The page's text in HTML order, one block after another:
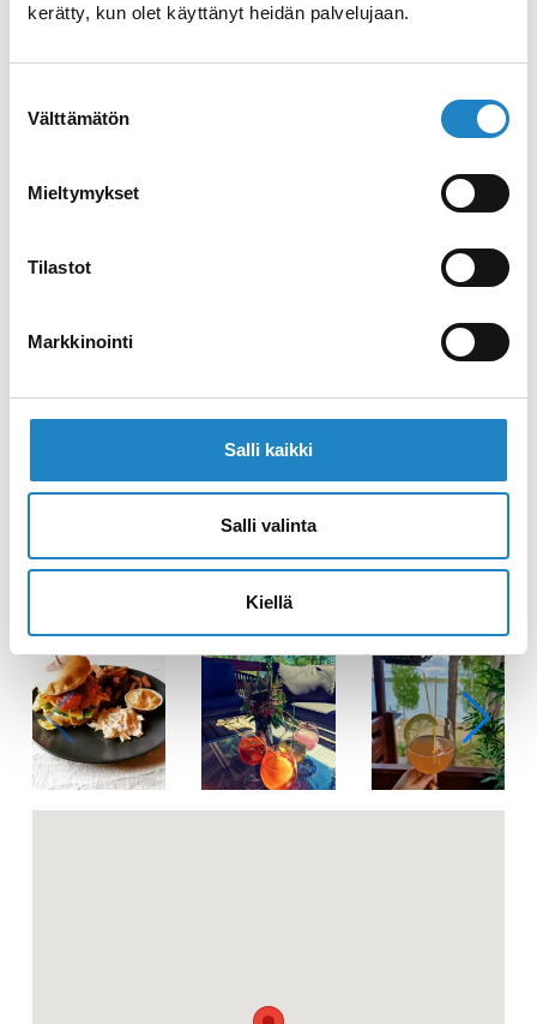
kerätty, kun olet käyttänyt heidän palvelujaan.
valinta
Välttämätön
Mieltymykset
Tilastot
Markkinointi
Salli kaikki
Salli valinta
Kiellä